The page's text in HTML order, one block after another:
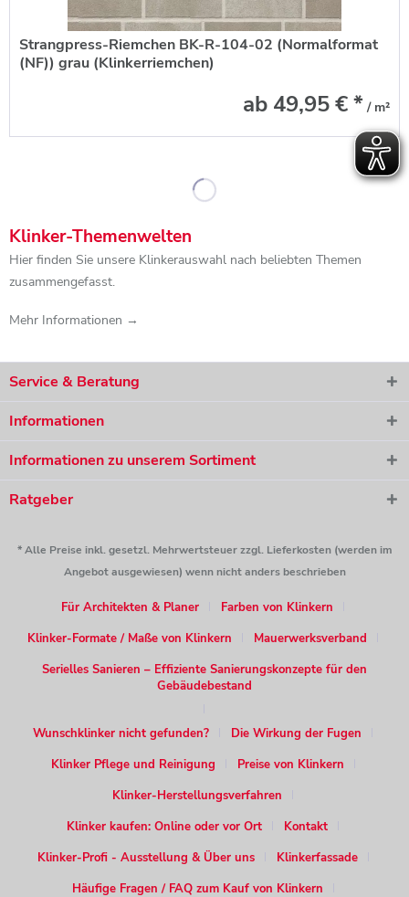
Strangpress-Riemchen BK-R-104-02 (Normalformat
(NF)) grau (Klinkerriemchen)
ab 49,95 € * / m²
Klinker-Themenwelten
Hier finden Sie unsere Klinkerauswahl nach beliebten Themen
zusammengefasst.
Mehr Informationen →
Service & Beratung
Informationen
Informationen zu unserem Sortiment
Ratgeber
* Alle Preise inkl. gesetzl. Mehrwertsteuer zzgl. Lieferkosten (werden im
Angebot ausgewiesen) wenn nicht anders beschrieben
Für Architekten & Planer
Farben von Klinkern
Klinker-Formate / Maße von Klinkern
Mauerwerksverband
Serielles Sanieren – Effiziente Sanierungskonzepte für den
Gebäudebestand
Wunschklinker nicht gefunden?
Die Wirkung der Fugen
Klinker Pflege und Reinigung
Preise von Klinkern
Klinker-Herstellungsverfahren
Klinker kaufen: Online oder vor Ort
Kontakt
Klinker-Profi - Ausstellung & Über uns
Klinkerfassade
Häufige Fragen / FAQ zum Kauf von Klinkern